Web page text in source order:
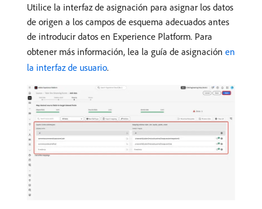
Utilice la interfaz de asignación para asignar los datos
de origen a los campos de esquema adecuados antes
de introducir datos en Experience Platform. Para
obtener más información, lea la guía de asignación en
la interfaz de usuario.